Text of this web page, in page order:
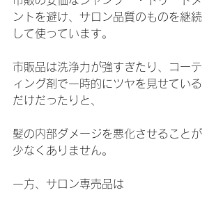
ントを避け、サロン品質のものを継続
して使っています。
市販品は洗浄力が強すぎたり、コーテ
ィング剤で一時的にツヤを見せている
だけだったりと、
髪の内部ダメージを悪化させることが
少なくありません。
一方、サロン専売品は